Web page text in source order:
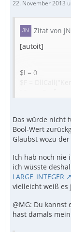
22. November 2013
Zitat von
[autoit]
$i = 0
While $i <>
$i = $i + 1
WEnd
[/autoit]
Das würde nicht
Bool-Wert
Glaubst wozu
Ich hab noch nie
ich wüsste
LARGE_INTEGER
vielleicht weiß es
@MG: Du kannst
hast damals